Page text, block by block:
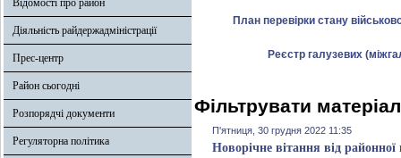
Відомості про район
Діяльність райдержадміністрації
Прес-центр
Район сьогодні
Розпорядчі документи
Регуляторна політика
План перевірки стану
Реєстр галузевих
Фільтрувати
П'ятниця, 30 грудня 2022 11:35
Новорічне вітання від районної